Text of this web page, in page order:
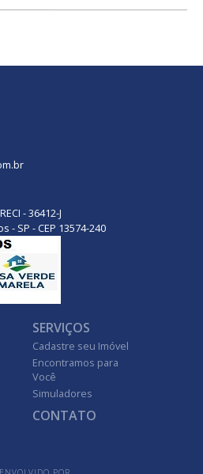
- 36412-J
- SP - CEP 13574-240
SERVIÇOS
Cadastre seu Imóvel
Encontramos para
Você
Simuladores
CONTATO